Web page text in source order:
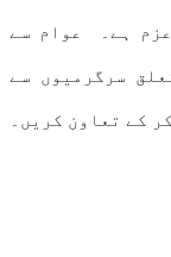
ہے۔ عوام سے
سرگرمیوں سے
کے تعاون کریں۔